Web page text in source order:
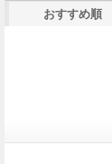
おすすめ順